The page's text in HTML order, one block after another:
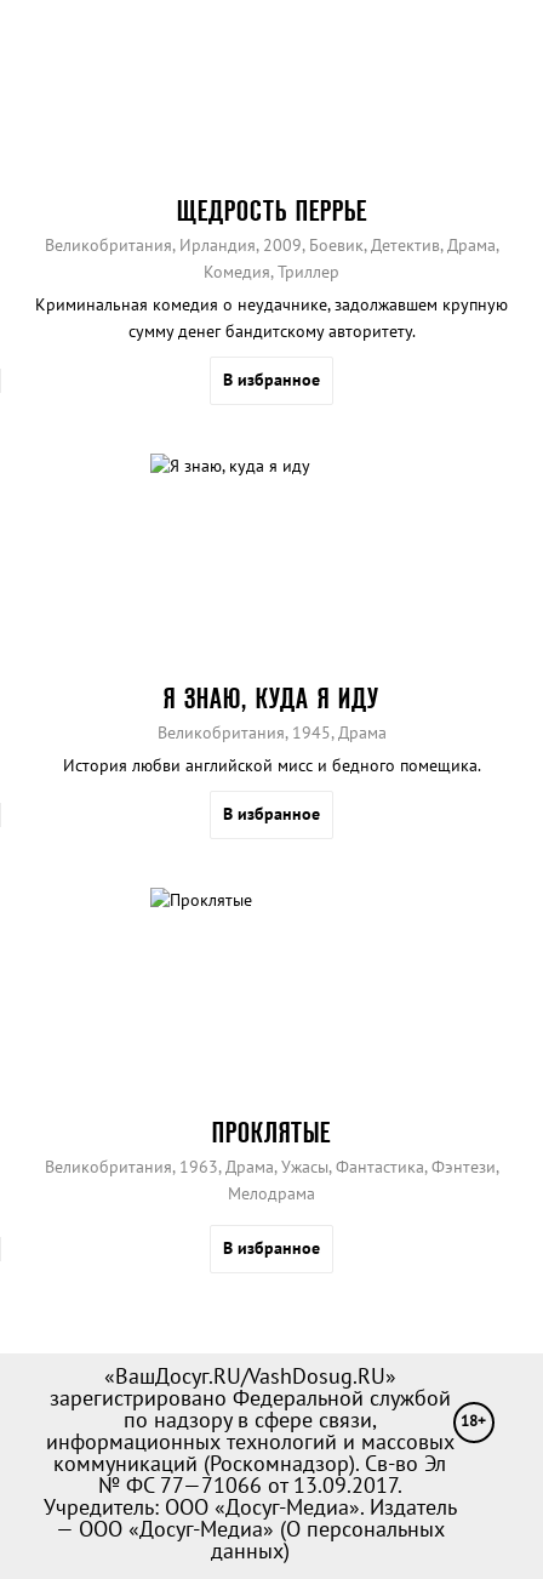
ЩЕДРОСТЬ ПЕРРЬЕ
Великобритания, Ирландия, 2009, Боевик, Детектив, Драма,
Комедия, Триллер
Криминальная комедия о неудачнике, задолжавшем крупную
сумму денег бандитскому авторитету.
В избранное
Я ЗНАЮ, КУДА Я ИДУ
Великобритания, 1945, Драма
История любви английской мисс и бедного помещика.
В избранное
ПРОКЛЯТЫЕ
Великобритания, 1963, Драма, Ужасы, Фантастика, Фэнтези,
Мелодрама
В избранное
«ВашДосуг.RU/VashDosug.RU»
зарегистрировано Федеральной службой
по надзору в сфере связи,
информационных технологий и массовых
коммуникаций (Роскомнадзор). Св-во Эл
№ ФС 77—71066 от 13.09.2017.
Учредитель: ООО «Досуг-Медиа». Издатель
— ООО «Досуг-Медиа» (О персональных
данных)
18+